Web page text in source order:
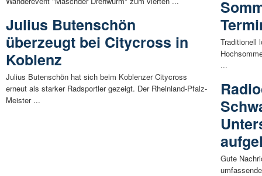
Julius Butenschön
überzeugt bei Citycross in
Koblenz
Julius Butenschön hat sich beim Koblenzer Citycross
erneut als starker Radsportler gezeigt. Der Rheinland-Pfalz-
Meister ...
Traditionell
...
Gute